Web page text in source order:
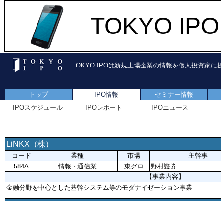
TOKYO
TOKYO IPOは新規上場企業の情報を個人投資家に
トップ IPO情報
セミナー情報
IPOスケジュール
IPOレポート IPOニュース
LiNKX（株）
コード 業種 市場
主幹事
584A
情報・通信業 東グロ
野村證券
【事業内容】
金融分野を中心とした基幹システム等のモダナイゼーション事業